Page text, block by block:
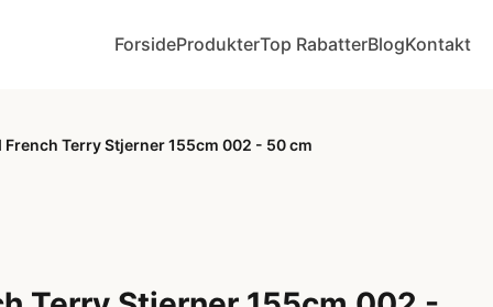
ForsideProdukterTop RabatterBlogKontakt
French Terry Stjerner 155cm 002 - 50 cm